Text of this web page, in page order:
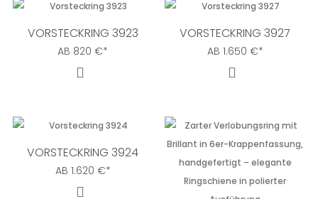
VORSTECKRING 3923
AB 820€*
VORSTECKRING 3927
AB 1.650 €*
VORSTECKRING 3924
AB 1.620 €*